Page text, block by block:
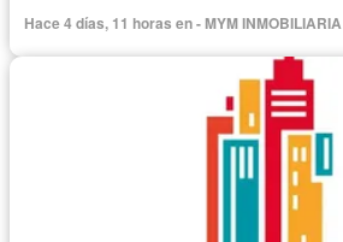
Hace 4 días, 11 horas en - MYM INMOBILIARIA